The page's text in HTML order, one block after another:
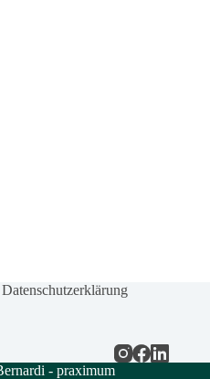
Datenschutzerklärung
- praximum